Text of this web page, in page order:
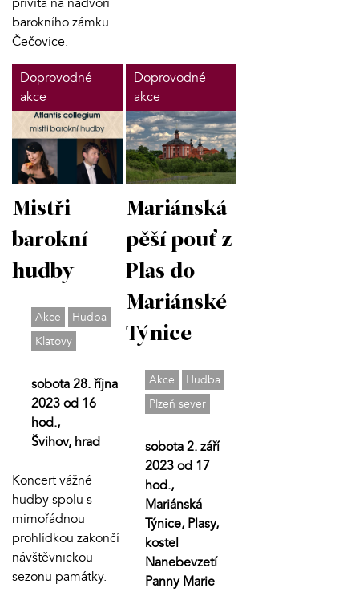
barokního zámku
Čečovice.
Doprovodné
akce
Mistři
barokní
hudby
Akce
Hudba
Klatovy
sobota 28. října
2023 od 16
hod.,
Švihov, hrad
Koncert vážné
hudby spolu s
mimořádnou
prohlídkou zakončí
návštěvnickou
sezonu památky.
Doprovodné
akce
Mariánská
pěší pouť z
Plas do
Mariánské
Týnice
Akce
Hudba
Plzeň sever
sobota 2. září
2023 od 17
hod.,
Mariánská
Týnice, Plasy,
kostel
Nanebevzetí
Panny Marie